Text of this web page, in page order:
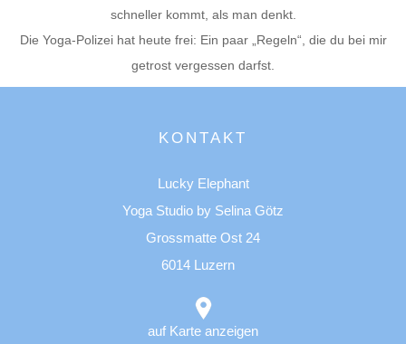
schneller kommt, als man denkt.
Die Yoga-Polizei hat heute frei: Ein paar „Regeln“, die du bei mir
getrost vergessen darfst.
KONTAKT
Lucky Elephant
Yoga Studio by Selina Götz
Grossmatte Ost 24
6014 Luzern
auf Karte anzeigen